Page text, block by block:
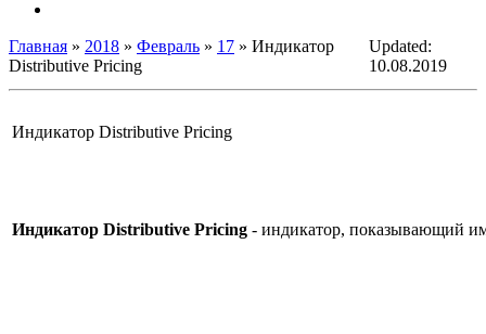
Главная » 2018 » Февраль » 17 » Индикатор
Distributive Pricing
Updated:
10.08.2019
Индикатор Distributive Pricing
Индикатор Distributive Pricing - индикатор, показывающий